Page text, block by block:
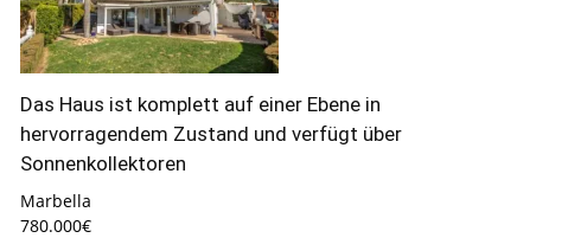
Das Haus ist komplett auf einer Ebene in
hervorragendem Zustand und verfügt über
Sonnenkollektoren
Marbella
780.000€